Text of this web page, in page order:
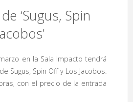
‘Sugus, Spin
en la Sala Impacto tendrá
Sugus, Spin Off y Los Jacobos.
con el precio de la entrada